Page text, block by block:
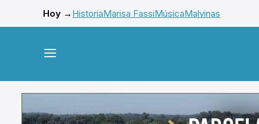
Hoy → HistoriaMarisa FassiMúsicaMalvinas